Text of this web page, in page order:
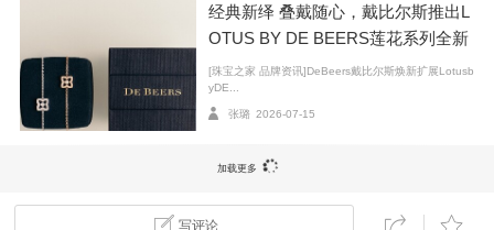
明亮式切割钻戒
演员、制作人玛吉·吉伦哈尔担任最佳男配角（Suppor
ting Actor）颁奖嘉宾，佩戴戴比尔斯闪耀亮相。Arpeggi
金五层钻石耳环点缀耳廓，别具匠心；搭配 Enchanted L
otus 圆形明亮式切割钻戒，指尖流转隽永钻芒，满蕴优
经典新绎 叠戴随心，戴比尔斯推出L
OTUS BY DE BEERS莲花系列全新
臻作
[珠宝之家 品牌资讯]DeBeers戴比尔斯焕新扩展Lotusb
yDE...
张璐 2026-07-15
加载更多
写评论